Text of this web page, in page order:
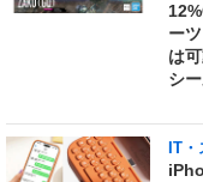
ー
は
シ
IT